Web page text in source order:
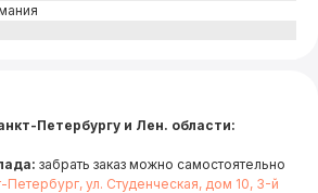
Петербургу и Лен. области:
забрать заказ можно самостоятельно
Петербург, ул. Студенческая, дом 10, 3-й